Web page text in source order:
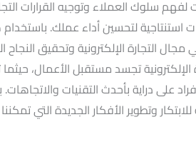
لفهم سلوك العملاء وتوجيه القرارات
استنتاجية لتحسين أداء عملك. باستخدام
التجارة الإلكترونية وتحقيق النجاح
تجسد مستقبل الأعمال،
على دراية بأحدث التقنيات والاتجاهات.
للابتكار وتطوير الأفكار الجديدة التي